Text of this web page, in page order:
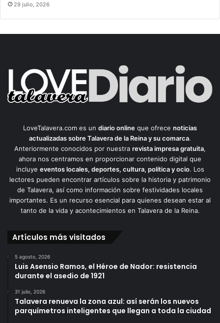
29 julio, 2026
LoveTalavera.com es un diario online que ofrece noticias
actualizadas sobre Talavera de la Reina y su comarca.
Anteriormente conocidos por nuestra revista impresa gratuita,
ahora nos centramos en proporcionar contenido digital que
incluye eventos locales, deportes, cultura, política y ocio. Los
lectores pueden encontrar artículos sobre la historia y patrimonio
de Talavera, así como información sobre festividades locales
importantes. Es un recurso esencial para quienes desean estar al
tanto de la vida y acontecimientos en Talavera de la Reina.
Artículos más visitados
5 agosto, 2026
Luis Asensio Ramos, el Héroe de Nador: resistencia
durante el asedio de 1921
31 julio, 2026
Talavera renueva la zona azul: así serán los nuevos
parquímetros inteligentes que llegan a toda la ciudad